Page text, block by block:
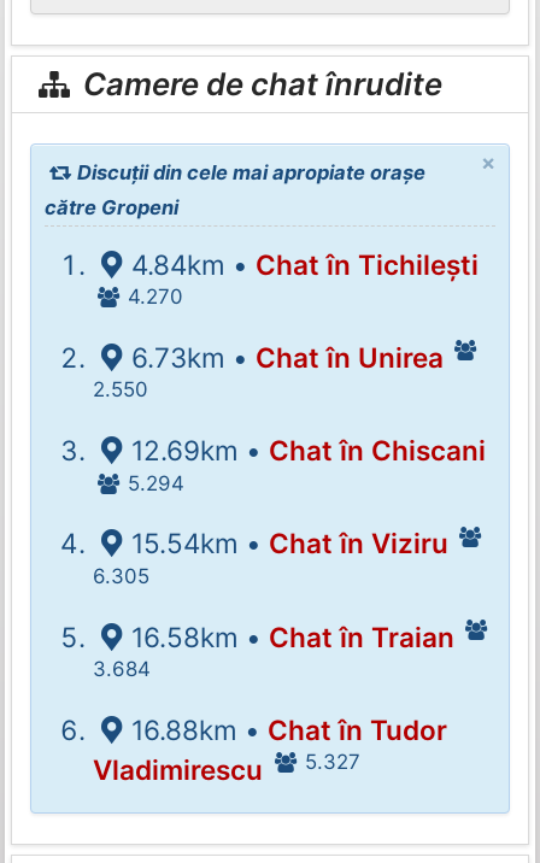
Camere de chat înrudite
×
Discuții din cele mai apropiate orașe
către Gropeni
4.84km • Chat în Tichilești
4.270
6.73km • Chat în Unirea
2.550
12.69km • Chat în Chiscani
5.294
15.54km • Chat în Viziru
6.305
16.58km • Chat în Traian
3.684
16.88km • Chat în Tudor
Vladimirescu
5.327